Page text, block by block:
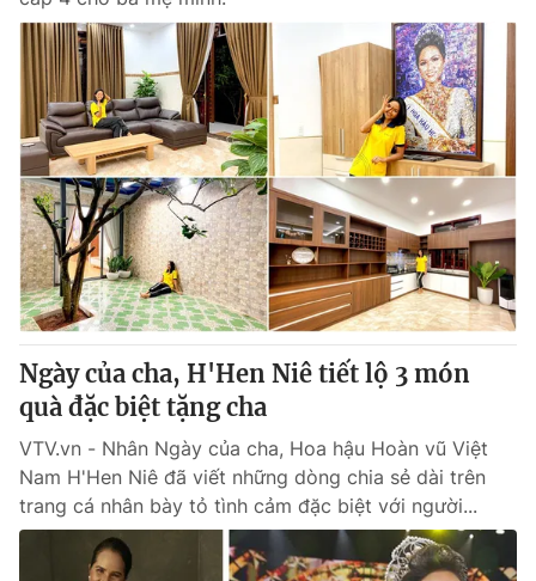
Ngày của cha, H'Hen Niê tiết lộ 3 món
quà đặc biệt tặng cha
VTV.vn - Nhân Ngày của cha, Hoa hậu Hoàn vũ Việt
Nam H'Hen Niê đã viết những dòng chia sẻ dài trên
trang cá nhân bày tỏ tình cảm đặc biệt với người...